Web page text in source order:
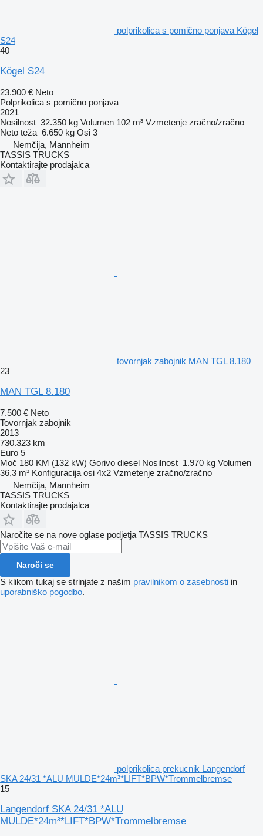
polprikolica s pomično ponjava Kögel
S24
40
Kögel S24
23.900 € Neto
Polprikolica s pomično ponjava
2021
Nosilnost 32.350 kg Volumen 102 m³ Vzmetenje zračno/zračno
Neto teža 6.650 kg Osi 3
Nemčija, Mannheim
TASSIS TRUCKS
Kontaktirajte prodajalca
tovornjak zabojnik MAN TGL 8.180
23
MAN TGL 8.180
7.500 € Neto
Tovornjak zabojnik
2013
730.323 km
Euro 5
Moč 180 KM (132 kW) Gorivo diesel Nosilnost 1.970 kg Volumen
36,3 m³ Konfiguracija osi 4x2 Vzmetenje zračno/zračno
Nemčija, Mannheim
TASSIS TRUCKS
Kontaktirajte prodajalca
Naročite se na nove oglase podjetja TASSIS TRUCKS
Naroči se
S klikom tukaj se strinjate z našim pravilnikom o zasebnosti in
uporabniško pogodbo.
polprikolica prekucnik Langendorf
SKA 24/31 *ALU MULDE*24m³*LIFT*BPW*Trommelbremse
15
Langendorf SKA 24/31 *ALU
MULDE*24m³*LIFT*BPW*Trommelbremse